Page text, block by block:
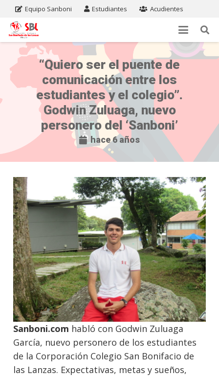
Equipo Sanboni Estudiantes Acudientes
“Quiero ser el puente de
comunicación entre los
estudiantes y el colegio”.
Godwin Zuluaga, nuevo
personero del ‘Sanboni’
hace 6 años
Sanboni.com habló con Godwin Zuluaga
García, nuevo personero de los estudiantes
de la Corporación Colegio San Bonifacio de
las Lanzas. Expectativas, metas y sueños,